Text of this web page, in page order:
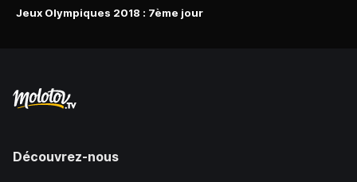
Jeux Olympiques 2018 : 7ème jour
Découvrez-nous